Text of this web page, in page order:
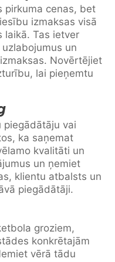
pirkuma cenas, bet
izmaksas visā
laikā. Tas ietver
un
Novērtējiet
lai pieņemtu
vai
ka saņemat
kvalitāti un
un ņemiet
klientu atbalsts un
piegādātāji.
groziem,
konkrētajām
vērā tādu